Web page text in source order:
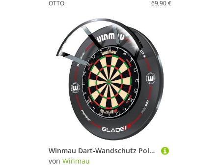
OTTO
69,90 €
Winmau Dart-Wandschutz Polaris + Blade 6 Dual Core + Catchring
von Winmau